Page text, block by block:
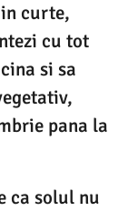
curte,
cu tot
si sa
pana la
ca solul nu